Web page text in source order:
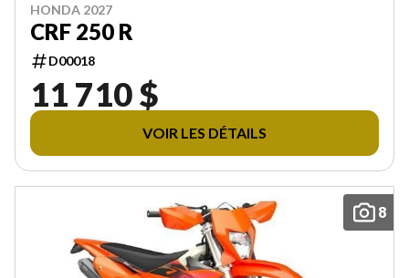
HONDA 2027
CRF 250 R
D00018
11 710 $
VOIR LES DÉTAILS
8